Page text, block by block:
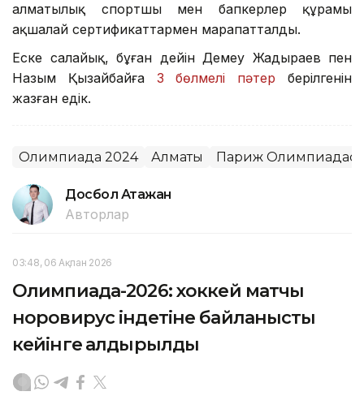
алматылық спортшы мен бапкерлер құрамы
ақшалай сертификаттармен марапатталды.
Еске салайық, бұған дейін Демеу Жадыраев пен
Назым Қызайбайға 3 бөлмелі пәтер берілгенін
жазған едік.
Олимпиада 2024 Алматы Париж
Досбол Атажан
Авторлар
03:48, 06 Ақпан 2026
Олимпиада-2026: хоккей матчы
норовирус індетіне байланысты
кейінге қалдырылды